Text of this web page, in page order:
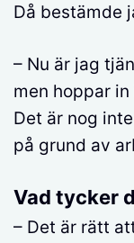
Då bestämde
– Nu är jag
men hoppar
Det är nog
på grund av
Vad tycker
– Det är rätt